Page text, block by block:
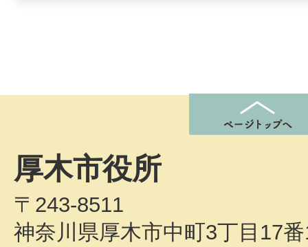
厚木市役所
〒243-8511
神奈川県厚木市中町3丁目17